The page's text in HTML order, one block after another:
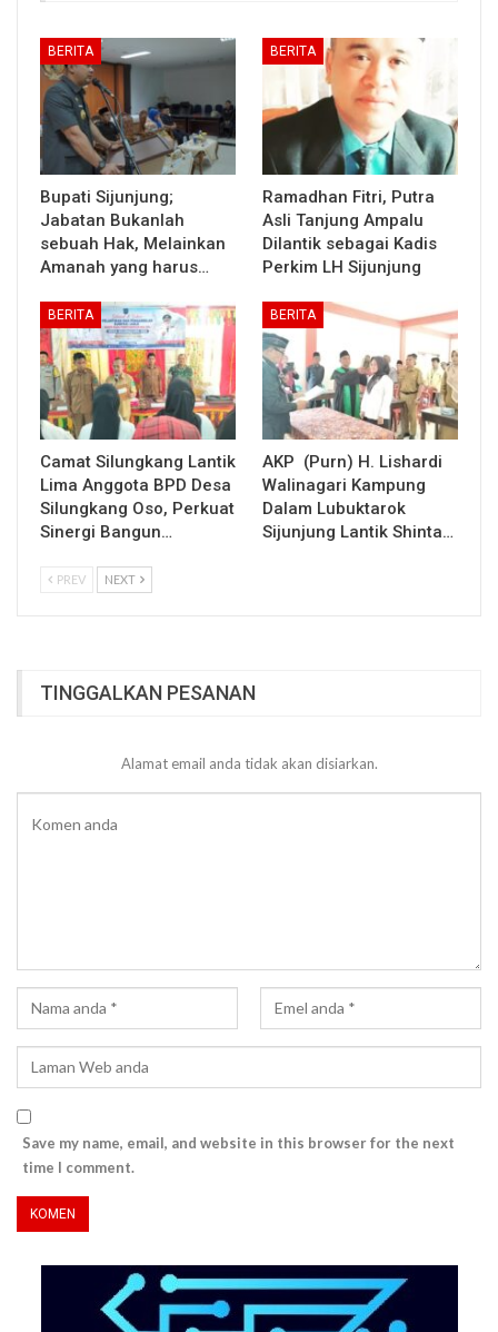
BERITA
Bupati Sijunjung;
Jabatan Bukanlah
sebuah Hak, Melainkan
Amanah yang harus…
BERITA
Ramadhan Fitri, Putra
Asli Tanjung Ampalu
Dilantik sebagai Kadis
Perkim LH Sijunjung
BERITA
Camat Silungkang Lantik
Lima Anggota BPD Desa
Silungkang Oso, Perkuat
Sinergi Bangun…
BERITA
AKP (Purn) H. Lishardi
Walinagari Kampung
Dalam Lubuktarok
Sijunjung Lantik Shinta…
PREV NEXT
TINGGALKAN PESANAN
Alamat email anda tidak akan disiarkan.
Save my name, email, and website in this browser for the next
time I comment.